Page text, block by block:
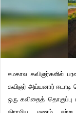
சமகால கவிஞர்களில்
கவிஞர் அய்யனார் ஈடாடி
ஒரு கவிதைத் தொகுப்பு